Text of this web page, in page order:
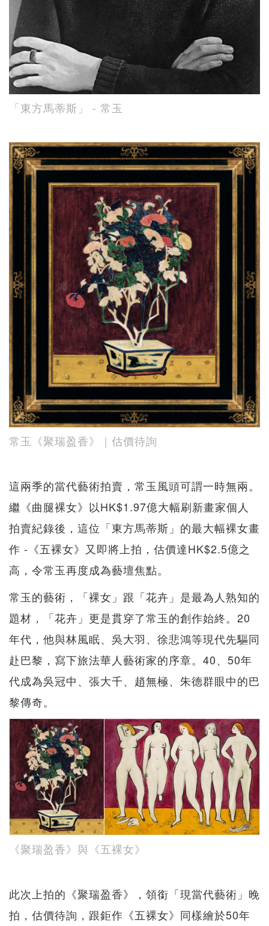
「東方馬蒂斯」 - 常玉
常玉《聚瑞盈香》｜估價待詢
這兩季的當代藝術拍賣，常玉風頭可謂一時無兩。
繼《曲腿裸女》以HK$1.97億大幅刷新畫家個人
拍賣紀錄後，這位「東方馬蒂斯」的最大幅裸女畫
作 -《五裸女》又即將上拍，估價達HK$2.5億之
高，令常玉再度成為藝壇焦點。
常玉的藝術，「裸女」跟「花卉」是最為人熟知的
題材，「花卉」更是貫穿了常玉的創作始終。20
年代，他與林風眠、吳大羽、徐悲鴻等現代先驅同
赴巴黎，寫下旅法華人藝術家的序章。40、50年
代成為吳冠中、張大千、趙無極、朱德群眼中的巴
黎傳奇。
《聚瑞盈香》與《五裸女》
此次上拍的《聚瑞盈香》，領銜「現當代藝術」晚
拍，估價待詢，跟鉅作《五裸女》同樣繪於50年